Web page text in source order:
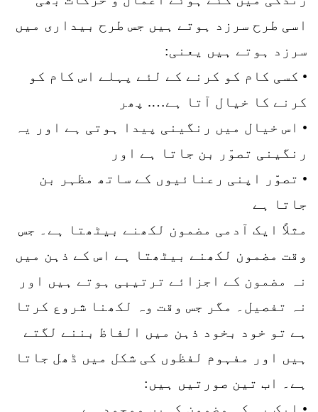
اسی طرح سرزد ہوتے ہیں جس طرح بیداری میں
سرزد ہوتے ہیں یعنی:
• کسی کام کو کرنے کے لئے پہلے اس کام کو
کرنے کا خیال آتا ہے…. پھر
• اس خیال میں رنگینی پیدا ہوتی ہے اور یہ
رنگینی تصوّر بن جاتا ہے اور
• تصوّر اپنی رعنائیوں کے ساتھ مظہر بن
جاتا ہے
مثلاً ایک آدمی مضمون لکھنے بیٹھتا ہے۔ جس
وقت مضمون لکھنے بیٹھتا ہے اس کے ذہن میں
نہ مضمون کے اجزائے ترتیبی ہوتے ہیں اور
نہ تفصیل۔ مگر جس وقت وہ لکھنا شروع کرتا
ہے تو خود بخود ذہن میں الفاظ بننے لگتے
ہیں اور مفہوم لفظوں کی شکل میں ڈھل جاتا
ہے۔ اب تین صورتیں ہیں:
• ایک یہ کہ مضمون کہیں موجود ہے….